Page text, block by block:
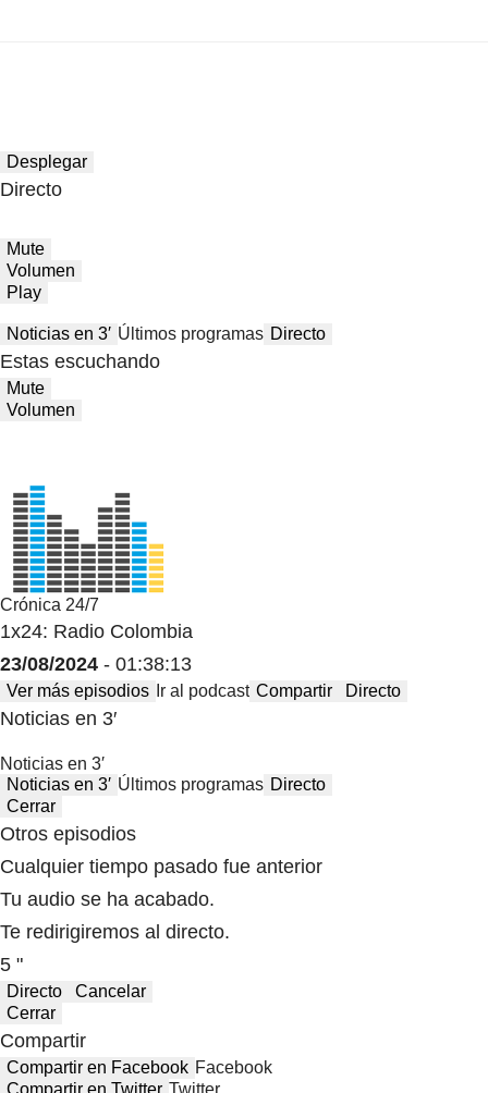
Desplegar
Directo
Mute
Volumen
Play
Noticias en 3′ Últimos programas Directo
Estas escuchando
Mute
Volumen
Crónica 24/7
1x24: Radio Colombia
23/08/2024 - 01:38:13
Ver más episodios Ir al podcast Compartir Directo
Noticias en 3′
Noticias en 3′
Noticias en 3′ Últimos programas Directo
Cerrar
Otros episodios
Cualquier tiempo pasado fue anterior
Tu audio se ha acabado.
Te redirigiremos al directo.
5 "
Directo
Cancelar
Cerrar
Compartir
Compartir en Facebook Facebook